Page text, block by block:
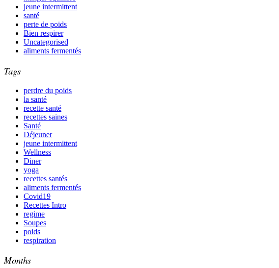
jeune intermittent
santé
perte de poids
Bien respirer
Uncategorised
aliments fermentés
Tags
perdre du poids
la santé
recette santé
recettes saines
Santé
Déjeuner
jeune intermittent
Wellness
Diner
yoga
recettes santés
aliments fermentés
Covid19
Recettes Intro
regime
Soupes
poids
respiration
Months